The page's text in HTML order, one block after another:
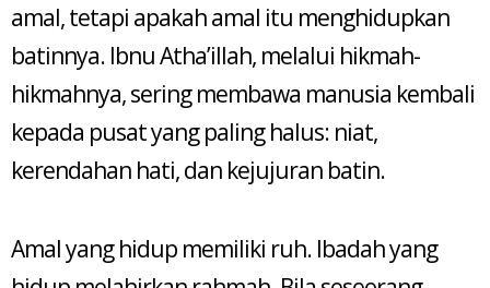
amal, tetapi apakah amal itu menghidupkan
batinnya. Ibnu Atha’illah, melalui hikmah-
hikmahnya, sering membawa manusia kembali
kepada pusat yang paling halus: niat,
kerendahan hati, dan kejujuran batin.
Amal yang hidup memiliki ruh. Ibadah yang